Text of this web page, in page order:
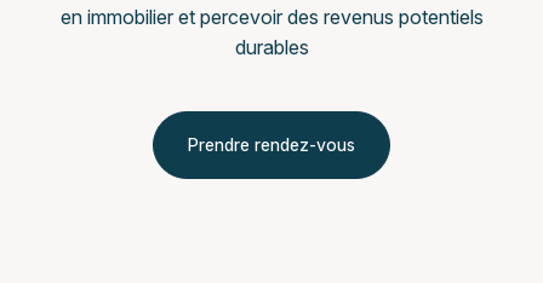
en immobilier et percevoir des revenus potentiels
durables
Prendre rendez-vous